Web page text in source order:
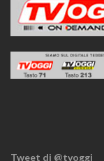
Tweet di @tvoggi